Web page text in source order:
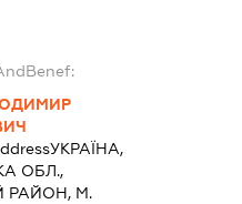
УКРАЇНА,
ОБЛ.,
РАЙОН, М.